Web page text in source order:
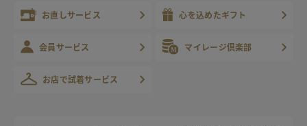
お直しサービス 心を込めたギフト
会員サービス マイレージ倶楽部
お店で試着サービス